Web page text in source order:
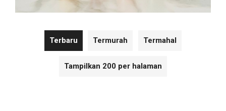
Terbaru Termurah Termahal
Tampilkan 200 per halaman